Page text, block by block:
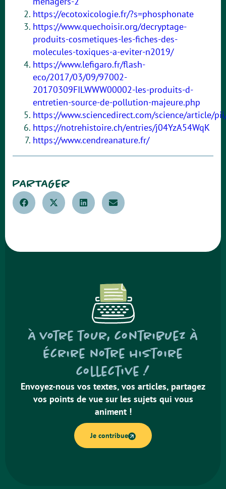
https://ecotoxicologie.fr/?s=phosphonate
https://www.quechoisir.org/decryptage-
produits-cosmetiques-les-fiches-des-
molecules-toxiques-a-eviter-n2019/
https://www.lefigaro.fr/flash-
eco/2017/03/09/97002-
20170309FILWWW00002-les-produits-d-
entretien-source-de-pollution-majeure.php
https://www.sciencedirect.com/science/article/
https://notrehistoire.ch/entries/j04YzA54WqK
https://www.cendreanature.fr/
PARTAGER
À votre tour, contribuez à
écrire notre histoire
collective !
Envoyez-nous vos textes, vos articles, partagez
vos points de vue sur les sujets qui vous
animent !
Je contribue